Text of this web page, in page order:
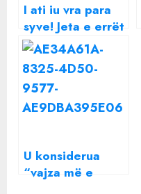
I ati iu vra para
syve! Jeta e errët
e “ushtarit” të
betimi tek
pendimi
U konsiderua
“vajza më e